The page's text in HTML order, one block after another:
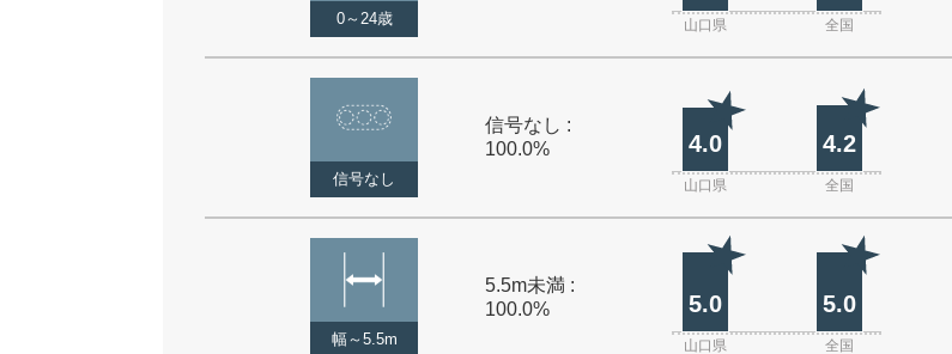
0～24歳 山口県 全国
信号なし
信号なし :
100.0%
4.0 4.2
山口県 全国
幅～5.5m
5.5m未満 :
100.0%
5.0 5.0
山口県 全国